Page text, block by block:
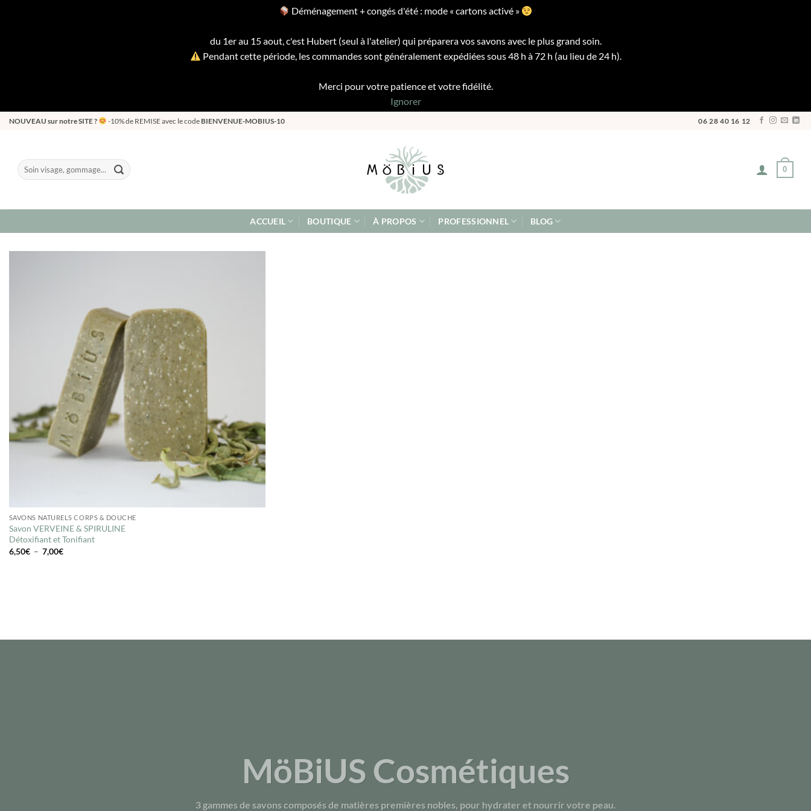
Déménagement + congés d'été : mode « cartons activé »
du 1er au 15 aout, c'est Hubert (seul à l'atelier) qui préparera vos savons avec le plus grand soin.
Pendant cette période, les commandes sont généralement expédiées sous 48 h à 72 h (au lieu de 24 h).
Merci pour votre patience et votre fidélité.
Ignorer
Passer
NOUVEAU sur notre SITE ? -10% de REMISE avec le code BIENVENUE-MOBIUS-10 06 28 40 16 12
Recherche
pour :
0
ACCUEIL BOUTIQUE À PROPOS PROFESSIONNEL BLOG
SAVONS NATURELS CORPS & DOUCHE
Savon VERVEINE & SPIRULINE
Détoxifiant et Tonifiant
6,50€ – 7,00€Plage
MöBiUS Cosmétiques
3 gammes de savons composés de matières premières nobles, pour hydrater et nourrir votre peau.